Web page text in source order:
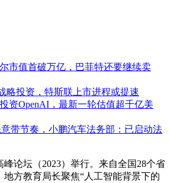
市值首破万亿，巴菲特还要继续卖
略投资，特斯联上市进程或提速
资OpenAI，最新一轮估值超千亿美
带节奏，小鹏汽车法务部：已启动法
论坛（2023）举行。来自全国28个省
方教育局长聚焦“人工智能背景下的